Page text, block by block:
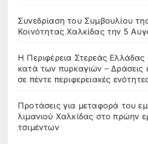
Συνεδρίαση του Συμβουλίου
Κοινότητας Χαλκίδας την 5
Η Περιφέρεια Στερεάς
κατά των πυρκαγιών – Δράσεις
σε πέντε περιφερειακές
Προτάσεις για μεταφορά του
λιμανιού Χαλκίδας στο πρώην
τσιμέντων